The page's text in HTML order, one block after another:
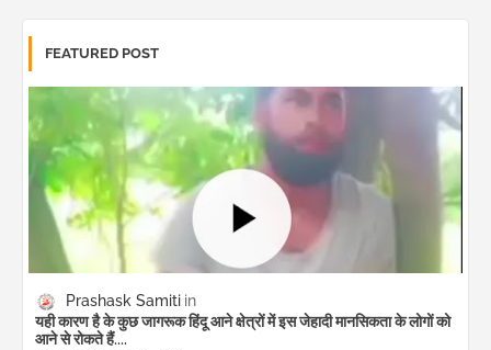
FEATURED POST
Prashask Samiti
यही कारण है के कुछ जागरूक हिंदू आने क्षेत्रों में इस जेहादी मानसिकता के लोगों को
आने से रोकते हैं....